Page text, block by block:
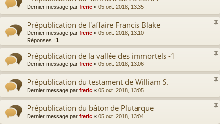
Dernier message par freric « 05 oct. 2018, 13:35
Prépublication de l'affaire Francis Blake
Dernier message par freric « 05 oct. 2018, 13:10
Réponses : 1
Prépublication de la vallée des immortels -1
Dernier message par freric « 05 oct. 2018, 13:06
Prépublication du testament de William S.
Dernier message par freric « 05 oct. 2018, 13:05
Prépublication du bâton de Plutarque
Dernier message par freric « 05 oct. 2018, 13:04